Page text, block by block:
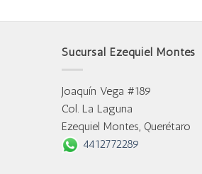
Sucursal Ezequiel Montes
Joaquín Vega #189
Col. La Laguna
Ezequiel Montes, Querétaro
4412772289